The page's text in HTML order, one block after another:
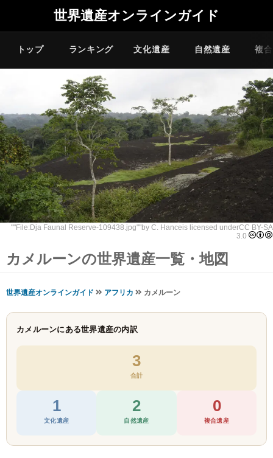
世界遺産オンラインガイド
トップ ランキング 文化遺産 自然遺産 複
""File:Dja Faunal Reserve-109438.jpg""by C. Hanceis licensed underCC BY-SA
3.0
カメルーンの世界遺産一覧・地図
世界遺産オンラインガイド アフリカ カメルーン
カメルーンにある世界遺産の内訳
3
合計
1
文化遺産
2
自然遺産
0
複合遺産